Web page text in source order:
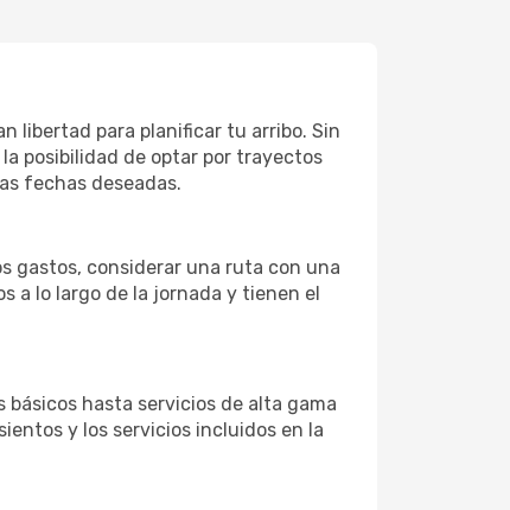
libertad para planificar tu arribo. Sin
posibilidad de optar por trayectos
fechas deseadas.
gastos, considerar una ruta con una
a lo largo de la jornada y tienen el
hasta servicios de alta gama
y los servicios incluidos en la